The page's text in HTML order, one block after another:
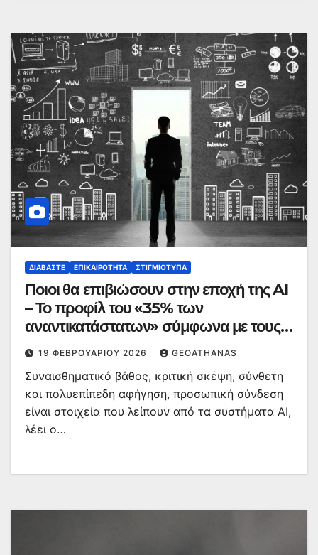
ΔΙΑΒΆΣΤΕ ΕΠΙΚΑΙΡΌΤΗΤΑ ΣΤΙΓΜΙΌΤΥΠΑ
Ποιοι θα επιβιώσουν στην εποχή της AI
– Το προφίλ του «35% των
αναντικατάστατων» σύμφωνα με τους
ειδικούς
19 ΦΕΒΡΟΥΑΡΊΟΥ 2026 GEOATHANAS
Συναισθηματικό βάθος, κριτική σκέψη, σύνθετη
και πολυεπίπεδη αφήγηση, προσωπική σύνδεση
είναι στοιχεία που λείπουν από τα συστήματα AI,
λέει ο…